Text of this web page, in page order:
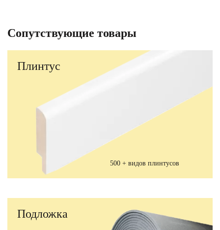
Сопутствующие товары
Плинтус
500 + видов плинтусов
Подложка